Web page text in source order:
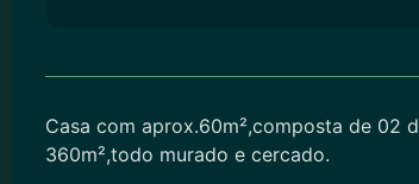
Casa com aprox.60m²,composta de 02
360m²,todo murado e cercado.